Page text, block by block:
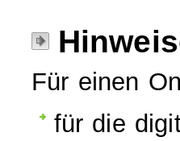
Für einen
für die